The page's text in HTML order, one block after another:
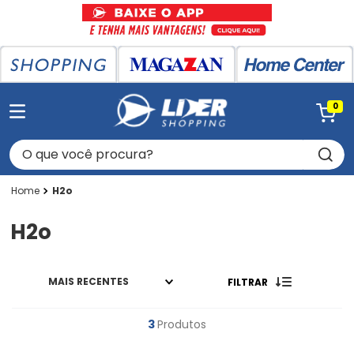
0
O que você procura?
H2o
H2o
MAIS RECENTES FILTRAR
3Produtos